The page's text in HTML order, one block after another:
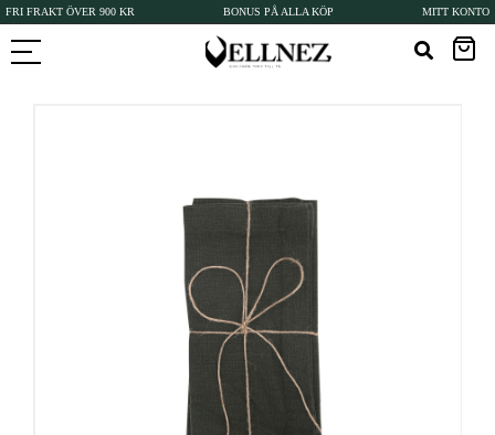
FRI FRAKT ÖVER 900 KR BONUS PÅ ALLA KÖP MITT KONTO